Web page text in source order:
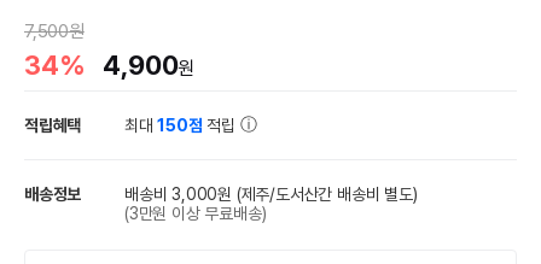
7,500원
34% 4,900원
적립혜택 최대150점 적립
배송정보 배송비 3,000원 (제주/도서산간 배송비 별도)
(3만원 이상 무료배송)